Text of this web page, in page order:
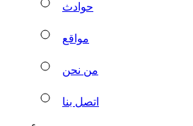
حوادث
مواقع
من نحن
اتصل بنا